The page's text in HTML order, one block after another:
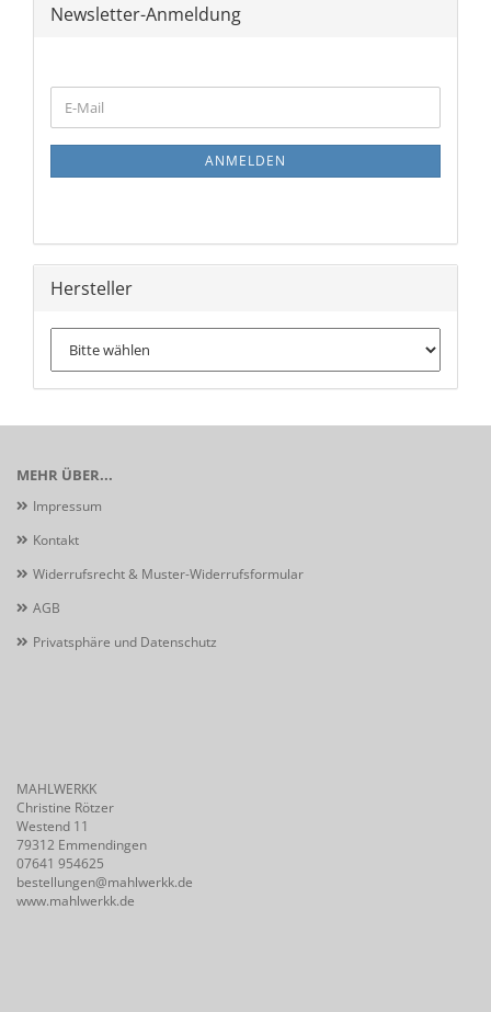
Newsletter-Anmeldung
ZUR
NEWSLETTER-
E-
Mail
ANMELDEN
Hersteller
MEHR ÜBER...
Impressum
Kontakt
Widerrufsrecht & Muster-Widerrufsformular
AGB
Privatsphäre und Datenschutz
MAHLWERKK
Christine Rötzer
Westend 11
79312 Emmendingen
07641 954625
bestellungen@mahlwerkk.de
www.mahlwerkk.de